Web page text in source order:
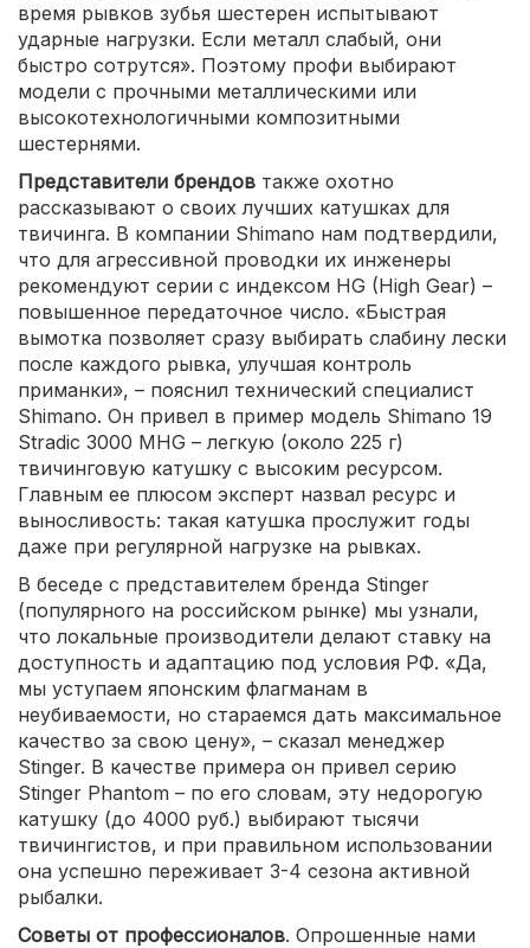
время рывков зубья шестерен испытывают
ударные нагрузки. Если металл слабый, они
быстро сотрутся». Поэтому профи выбирают
модели с прочными металлическими или
высокотехнологичными композитными
шестернями.
Представители брендов также охотно
рассказывают о своих лучших катушках для
твичинга. В компании Shimano нам подтвердили,
что для агрессивной проводки их инженеры
рекомендуют серии с индексом HG (High Gear) –
повышенное передаточное число. «Быстрая
вымотка позволяет сразу выбирать слабину лески
после каждого рывка, улучшая контроль
приманки», – пояснил технический специалист
Shimano. Он привел в пример модель Shimano 19
Stradic 3000 MHG – легкую (около 225 г)
твичинговую катушку с высоким ресурсом.
Главным ее плюсом эксперт назвал ресурс и
выносливость: такая катушка прослужит годы
даже при регулярной нагрузке на рывках.
В беседе с представителем бренда Stinger
(популярного на российском рынке) мы узнали,
что локальные производители делают ставку на
доступность и адаптацию под условия РФ. «Да,
мы уступаем японским флагманам в
неубиваемости, но стараемся дать максимальное
качество за свою цену», – сказал менеджер
Stinger. В качестве примера он привел серию
Stinger Phantom – по его словам, эту недорогую
катушку (до 4000 руб.) выбирают тысячи
твичингистов, и при правильном использовании
она успешно переживает 3-4 сезона активной
рыбалки.
Советы от профессионалов. Опрошенные нами